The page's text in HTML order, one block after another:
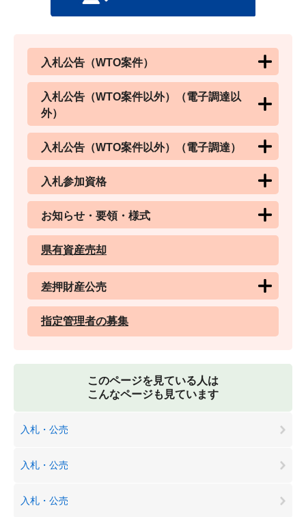
入札公告（WTO案件）
入札公告（WTO案件以外）（電子調達以
外）
入札公告（WTO案件以外）（電子調達）
入札参加資格
お知らせ・要領・様式
県有資産売却
差押財産公売
指定管理者の募集
このページを見ている人は
こんなページも見ています
入札・公売
入札・公売
入札・公売